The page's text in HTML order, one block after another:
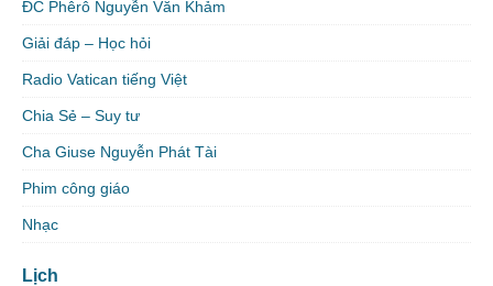
ĐC Phêrô Nguyễn Văn Khảm
Giải đáp – Học hỏi
Radio Vatican tiếng Việt
Chia Sẻ – Suy tư
Cha Giuse Nguyễn Phát Tài
Phim công giáo
Nhạc
Lịch